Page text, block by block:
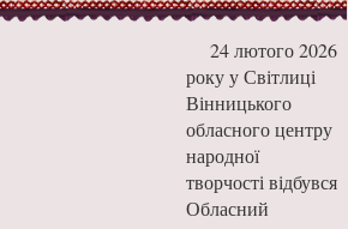
24 лютого 2026
року у Світлиці
Вінницького
обласного центру
народної
творчості відбувся
Обласний